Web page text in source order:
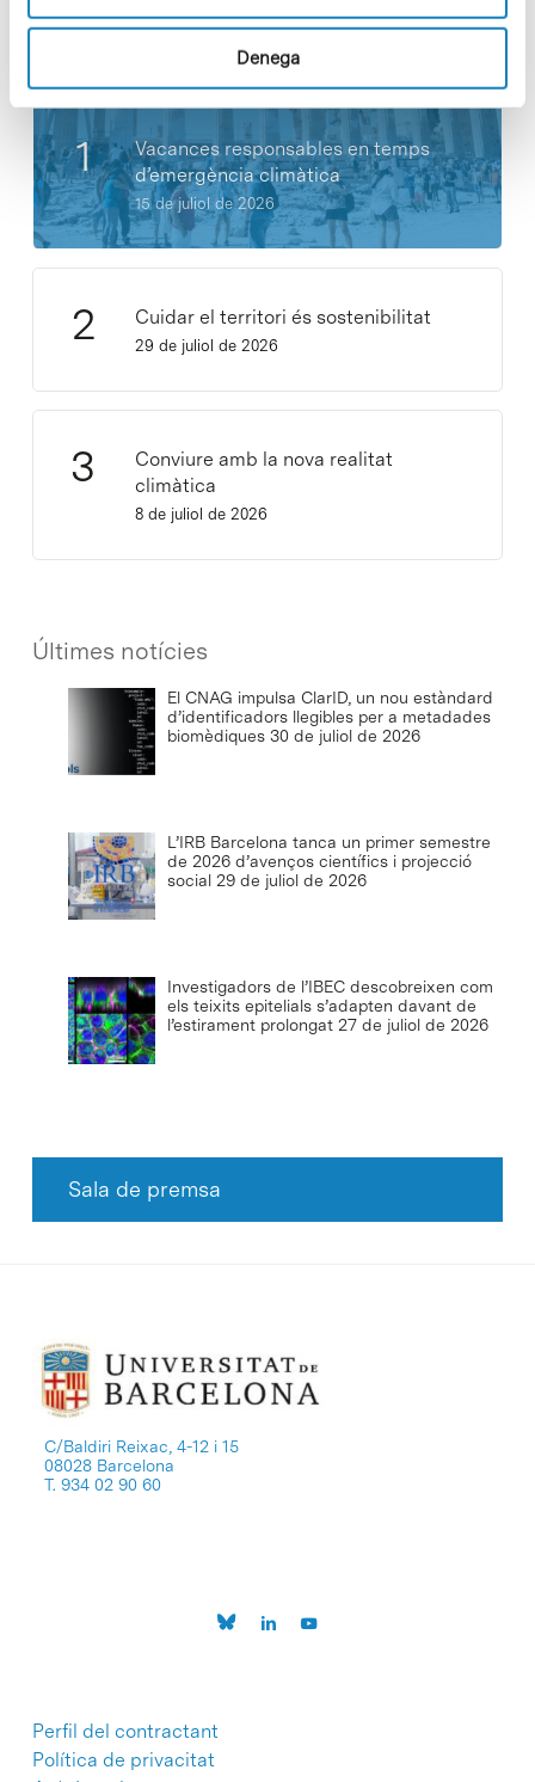
Denega
Vacances responsables en temps
d’emergència climàtica
15 de juliol de 2026
Cuidar el territori és sostenibilitat
29 de juliol de 2026
Conviure amb la nova realitat
climàtica
8 de juliol de 2026
Últimes notícies
El CNAG impulsa ClarID, un nou estàndard
d’identificadors llegibles per a metadades
biomèdiques 30 de juliol de 2026
L’IRB Barcelona tanca un primer semestre
de 2026 d’avenços científics i projecció
social 29 de juliol de 2026
Investigadors de l’IBEC descobreixen com
els teixits epitelials s’adapten davant de
l’estirament prolongat 27 de juliol de 2026
Sala de premsa
C/Baldiri Reixac, 4-12 i 15
08028 Barcelona
T. 934 02 90 60
Perfil del contractant
Política de privacitat